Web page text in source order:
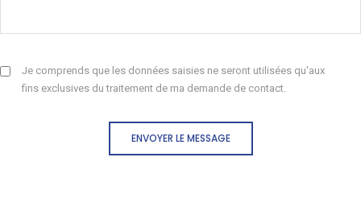
Je comprends que les données saisies ne seront utilisées qu'aux
fins exclusives du traitement de ma demande de contact.
ENVOYER LE MESSAGE